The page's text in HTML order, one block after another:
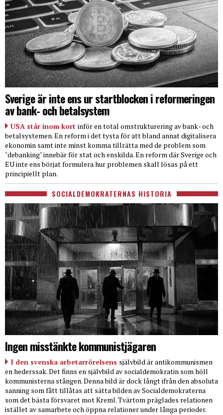
Sverige är inte ens ur startblocken i reformeringen
av bank- och betalsystem
USA står inom kort inför en total omstrukturering av bank- och
betalsystemen. En reform i det tysta för att bland annat digitalisera
ekonomin samt inte minst komma tillrätta med de problem som
"debanking" innebär för stat och enskilda. En reform där Sverige och
EU inte ens börjat formulera hur problemen skall lösas på ett
principiellt plan.
SOCIALDEMOKRATERNAS HISTORIA
Ingen misstänkte kommunistjägaren
I den svenska arbetarrörelsens självbild är antikommunismen
en hederssak. Det finns en självbild av socialdemokratin som höll
kommunisterna stången. Denna bild är dock långt ifrån den absoluta
sanning som fått tillåtas att sätta bilden av Socialdemokraterna
som det bästa försvaret mot Kreml. Tvärtom präglades relationen
istället av samarbete och öppna relationer under långa perioder.